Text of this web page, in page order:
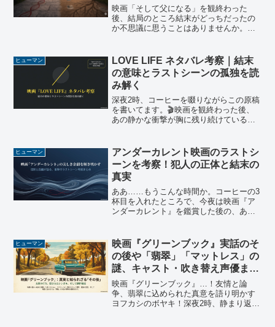
映画「そして父になる」を観終わった
後、結局のところ結末がどっちだったの
か不思議に思うことはありませんか。私
慶多と琉晴のどちらと一緒に過ごすこと
になったのか、その答えを必...
ヒューマン
LOVE LIFE ネタバレ考察｜結末
の意味とラストシーンの孤独を読
み解く
深夜2時、コーヒーを啜りながらこの原稿
を書いてます。🎬映画を観終わった後、
あの静かな衝撃が胸に残り続けている方
くる映画を観た後は、もう寝るに寝られ
ませんよ。(白目)深田晃...
ヒューマン
アンダーカレント映画のラストシ
ーンを考察！犯人の正体と結末の
真実
ああ……もうこんな時間か。コーヒーの3
杯目を入れたところで、今夜は映画『ア
ンダーカレント』を鑑賞した後の、あの
ラスト、観終わった後に椅子から立ち上
がれなくなったのは私だ...
ヒューマン
映画『グリーンブック』実話のそ
の後や「翡翠」「マットレス」の
謎、キャスト・吹き替え声優まと
め
映画『グリーンブック』…！友情と論
争、翡翠に込められた真意を語り明かす
ヨフカシのボヤキ！深夜2時、静まり返っ